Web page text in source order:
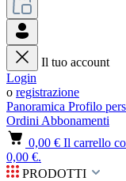
Il tuo account
Login
o registrazione
Panoramica Profilo
Ordini Abbonamenti
0,00 € Il carrello
0,00 €.
PRODOTTI